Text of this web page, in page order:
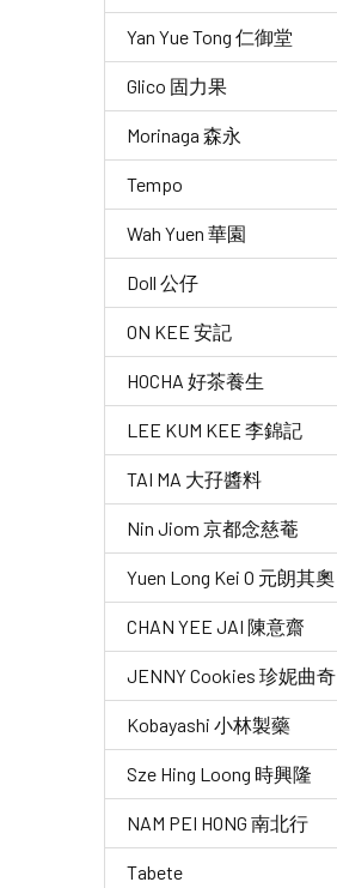
Yan Yue Tong 仁御堂
Glico 固力果
Morinaga 森永
Tempo
Wah Yuen 華園
Doll 公仔
ON KEE 安記
HOCHA 好茶養生
LEE KUM KEE 李錦記
TAI MA 大孖醬料
Nin Jiom 京都念慈菴
Yuen Long Kei O 元朗其奧
CHAN YEE JAI 陳意齋
JENNY Cookies 珍妮曲奇
Kobayashi 小林製藥
Sze Hing Loong 時興隆
NAM PEI HONG 南北行
Tabete